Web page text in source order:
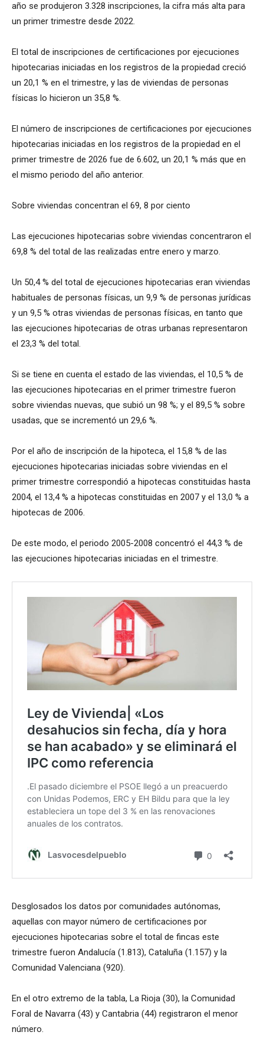
año se produjeron 3.328 inscripciones, la cifra más alta para
un primer trimestre desde 2022.
El total de inscripciones de certificaciones por ejecuciones
hipotecarias iniciadas en los registros de la propiedad creció
un 20,1 % en el trimestre, y las de viviendas de personas
físicas lo hicieron un 35,8 %.
El número de inscripciones de certificaciones por ejecuciones
hipotecarias iniciadas en los registros de la propiedad en el
primer trimestre de 2026 fue de 6.602, un 20,1 % más que en
el mismo periodo del año anterior.
Sobre viviendas concentran el 69, 8 por ciento
Las ejecuciones hipotecarias sobre viviendas concentraron el
69,8 % del total de las realizadas entre enero y marzo.
Un 50,4 % del total de ejecuciones hipotecarias eran viviendas
habituales de personas físicas, un 9,9 % de personas jurídicas
y un 9,5 % otras viviendas de personas físicas, en tanto que
las ejecuciones hipotecarias de otras urbanas representaron
el 23,3 % del total.
Si se tiene en cuenta el estado de las viviendas, el 10,5 % de
las ejecuciones hipotecarias en el primer trimestre fueron
sobre viviendas nuevas, que subió un 98 %; y el 89,5 % sobre
usadas, que se incrementó un 29,6 %.
Por el año de inscripción de la hipoteca, el 15,8 % de las
ejecuciones hipotecarias iniciadas sobre viviendas en el
primer trimestre correspondió a hipotecas constituidas hasta
2004, el 13,4 % a hipotecas constituidas en 2007 y el 13,0 % a
hipotecas de 2006.
De este modo, el periodo 2005-2008 concentró el 44,3 % de
las ejecuciones hipotecarias iniciadas en el trimestre.
Desglosados los datos por comunidades autónomas,
aquellas con mayor número de certificaciones por
ejecuciones hipotecarias sobre el total de fincas este
trimestre fueron Andalucía (1.813), Cataluña (1.157) y la
Comunidad Valenciana (920).
En el otro extremo de la tabla, La Rioja (30), la Comunidad
Foral de Navarra (43) y Cantabria (44) registraron el menor
número.